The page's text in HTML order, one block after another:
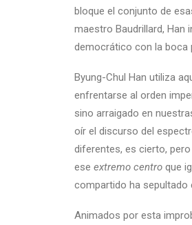
bloque el conjunto de
maestro Baudrillard, Han
democrático con la boca
Byung-Chul Han utiliza
enfrentarse al orden
sino arraigado en
oír el discurso del
diferentes, es cierto,
ese extremo centro que
compartido ha sepultado
Animados por esta